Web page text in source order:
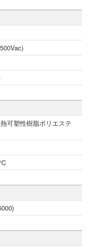
可塑性樹脂ポリエステ